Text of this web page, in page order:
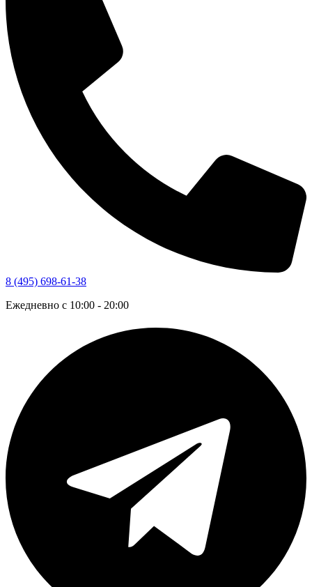
8 (495) 698-61-38
Ежедневно с 10:00 - 20:00